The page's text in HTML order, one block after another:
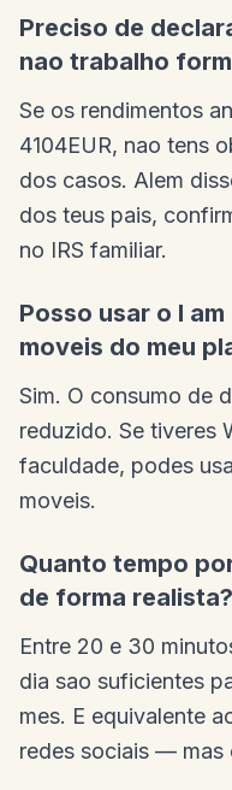
Preciso de
nao trabalho
Se os rendimentos
4104EUR, nao tens
dos casos. Alem
dos teus pais,
no IRS familiar.
Posso usar o I
moveis do meu
Sim. O consumo de
reduzido. Se tiveres
faculdade, podes
moveis.
Quanto tempo
de forma realista?
Entre 20 e 30
dia sao suficientes
mes. E equivalente
redes sociais — mas